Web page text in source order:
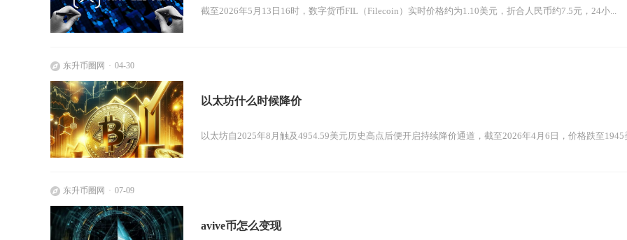
截至2026年5月13日16时，数字货币FIL（Filecoin）实时价格约为1.10美元，折合人民币约7.5元，24小...
东升币圈网 04-30
以太坊什么时候降价
以太坊自2025年8月触及4954.59美元历史高点后便开启持续降价通道，截至2026年4月6日，价格跌至1945
东升币圈网 07-09
avive币怎么变现